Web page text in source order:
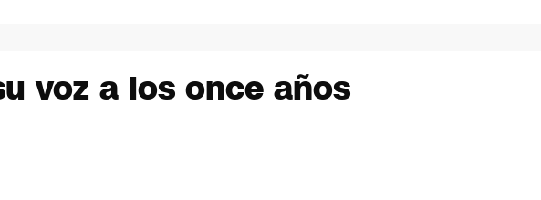
voz a los once años